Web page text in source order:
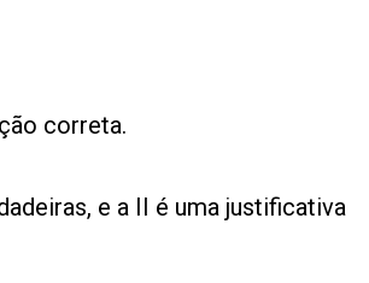
correta.
e a II é uma justificativa